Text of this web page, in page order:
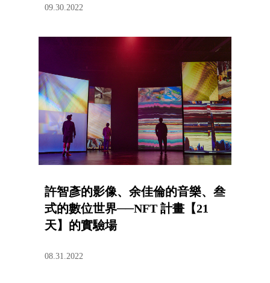
09.30.2022
許智彥的影像、余佳倫的音樂、叁
式的數位世界──NFT 計畫【21
天】的實驗場
08.31.2022